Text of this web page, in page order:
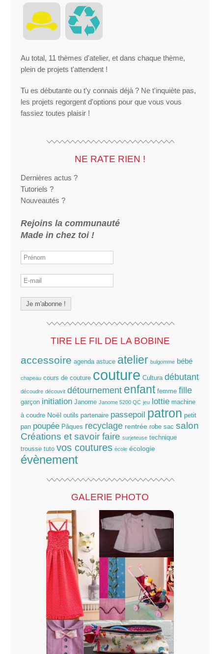
Au total, 11 thèmes d'atelier, et dans chaque thème,
plein de projets t'attendent !
Tu es débutante ou t'y connais déjà ? Ne t'inquiète pas,
les projets regorgent d'options pour que vous vous
fassiez toutes plaisir !
NE RATE RIEN !
Dernières actus ?
Tutoriels ?
Nouveautés ?
Rejoins la communauté
Made in chez toi !
TIRE LE FIL DE LA BOBINE
accessoire agenda astuce atelier bulgomme bébé
chapeau cours de couture couture Cultura débutant
découdre découvit détournement enfant femme fille
garçon initiation Janome Janome 5200 QC jeu lottie machine
à coudre Noël outils partenaire passepoil patron petit
pan poupée Pâques recyclage rentrée robe sac salon
Créations et savoir faire surjeteuse technique
trousse tuto vos coutures école écologie
évènement
GALERIE PHOTO